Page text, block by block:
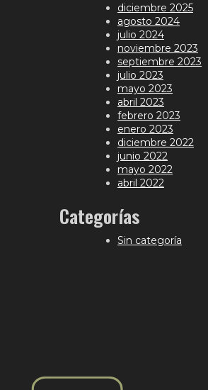
diciembre 2025
agosto 2024
julio 2024
noviembre 2023
septiembre 2023
julio 2023
mayo 2023
abril 2023
febrero 2023
enero 2023
diciembre 2022
junio 2022
mayo 2022
abril 2022
Categorías
Sin categoría